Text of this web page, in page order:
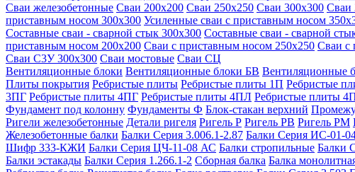
Сваи железобетонные Сваи 200х200 Сваи 250х250 Сваи 300х300 Сваи
приставным носом 300х300 Усиленные сваи с приставным носом
Составные сваи - сварной стык 300х300 Составные сваи - сварной
приставным носом 200х200 Сваи с приставным носом 250х250 Сваи с
Сваи С3У 300х300 Сваи мостовые Сваи СЦ
Вентиляционные блоки Вентиляционные блоки БВ Вентиляционные
Плиты покрытия Ребристые плиты Ребристые плиты 1П Ребристые
3ПГ Ребристые плиты 4ПГ Ребристые плиты 4ПЛ Ребристые плиты
Фундамент под колонну Фундаменты Ф Блок-стакан верхний
Ригели железобетонные Детали ригеля Ригель Р Ригель РВ Ригель РМ
Железобетонные балки Балки Серия 3.006.1-2.87 Балки Серия ИС-01-
Шифр 333-КЖИ Балки Серия ЦЧ-11-08 АС Балки стропильные Балки
Балки эстакады Балки Серия 1.266.1-2 Сборная балка Балка